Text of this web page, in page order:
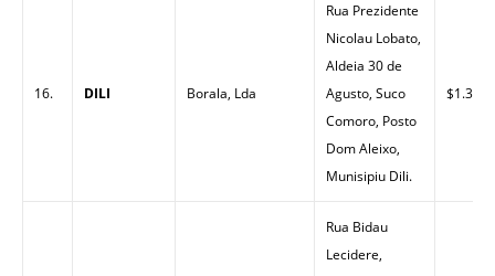
16. DILI Borala, Lda
Rua Prezidente
Nicolau Lobato,
Aldeia 30 de
Agusto, Suco
Comoro, Posto
Dom Aleixo,
Munisipiu Dili.
$1.30
Rua Bidau
Lecidere,